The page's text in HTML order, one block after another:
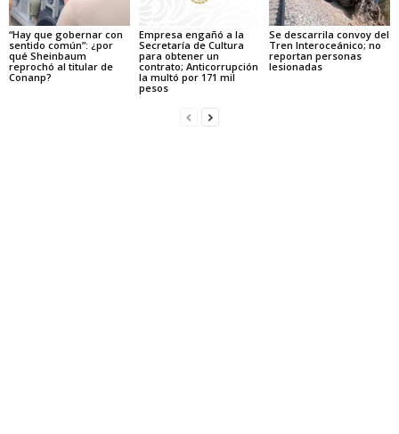
“Hay que gobernar con
sentido común”: ¿por
qué Sheinbaum
reprochó al titular de
Conanp?
Empresa engañó a la
Secretaría de Cultura
para obtener un
contrato; Anticorrupción
la multó por 171 mil
pesos
Se descarrila convoy del
Tren Interoceánico; no
reportan personas
lesionadas